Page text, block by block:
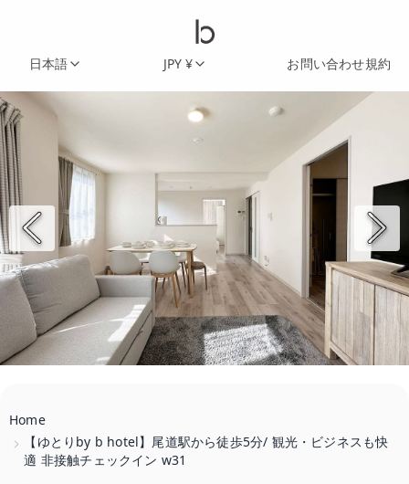
日本語 JPY ¥ お問い合わせ規約
Home
【ゆとりby b hotel】尾道駅から徒歩5分/ 観光・ビジネスも快
適 非接触チェックイン w31